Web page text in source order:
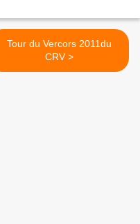
Tour du Vercors 2011du
CRV >